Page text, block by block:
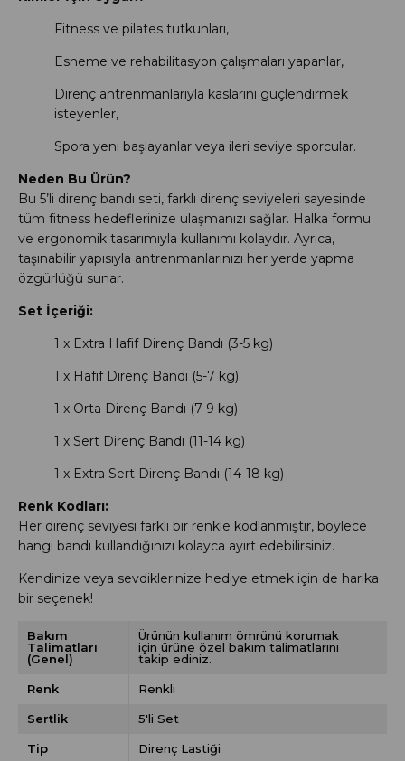
Fitness ve pilates tutkunları,
Esneme ve rehabilitasyon çalışmaları yapanlar,
Direnç antrenmanlarıyla kaslarını güçlendirmek
isteyenler,
Spora yeni başlayanlar veya ileri seviye sporcular.
Neden Bu Ürün?
Bu 5’li direnç bandı seti, farklı direnç seviyeleri sayesinde
tüm fitness hedeflerinize ulaşmanızı sağlar. Halka formu
ve ergonomik tasarımıyla kullanımı kolaydır. Ayrıca,
taşınabilir yapısıyla antrenmanlarınızı her yerde yapma
özgürlüğü sunar.
Set İçeriği:
1 x Extra Hafif Direnç Bandı (3-5 kg)
1 x Hafif Direnç Bandı (5-7 kg)
1 x Orta Direnç Bandı (7-9 kg)
1 x Sert Direnç Bandı (11-14 kg)
1 x Extra Sert Direnç Bandı (14-18 kg)
Renk Kodları:
Her direnç seviyesi farklı bir renkle kodlanmıştır, böylece
hangi bandı kullandığınızı kolayca ayırt edebilirsiniz.
Kendinize veya sevdiklerinize hediye etmek için de harika
bir seçenek!
Bakım
Talimatları
(Genel)
Ürünün kullanım ömrünü korumak
için ürüne özel bakım talimatlarını
takip ediniz.
Renk Renkli
Sertlik 5'li Set
Tip Direnç Lastiği